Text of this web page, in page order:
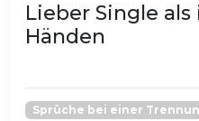
Lieber Single
Händen
Sprüche bei einer